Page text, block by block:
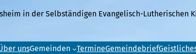
in der Selbständigen Evangelisch-Lutherischen
unsGemeinden TermineGemeindebrief